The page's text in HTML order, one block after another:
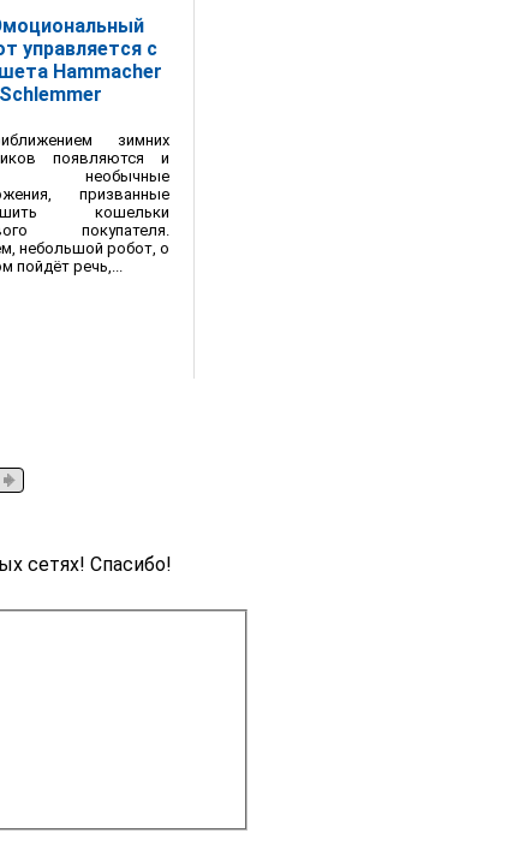
управляется с
Hammacher
Schlemmer
зимних
появляются и
необычные
призванные
кошельки
покупателя.
небольшой робот, о
пойдёт речь,...
сетях! Спасибо!